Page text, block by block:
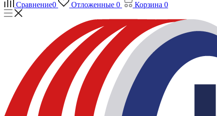
Сравнение0 Отложенные 0 Корзина 0